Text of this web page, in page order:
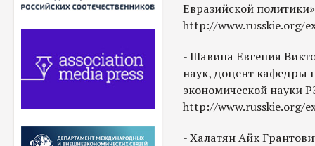
Евразийской
http://www.russkie.org/
- Шавина Евгения
наук, доцент кафедры
экономической науки
http://www.russkie.org/
- Халатян Айк